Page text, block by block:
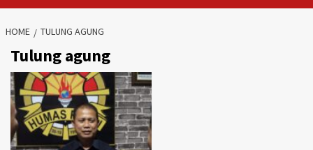
HOME TULUNG AGUNG
Tulung agung